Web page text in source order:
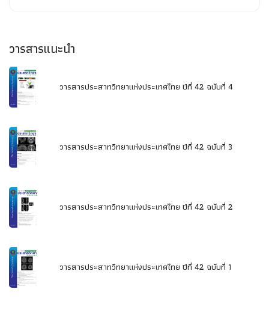
วารสารแนะนำ
วารสารประสาทวิทยาแห่งประเทศไทย ปีที่ 42 ฉบับที่ 4
วารสารประสาทวิทยาแห่งประเทศไทย ปีที่ 42 ฉบับที่ 3
วารสารประสาทวิทยาแห่งประเทศไทย ปีที่ 42 ฉบับที่ 2
วารสารประสาทวิทยาแห่งประเทศไทย ปีที่ 42 ฉบับที่ 1